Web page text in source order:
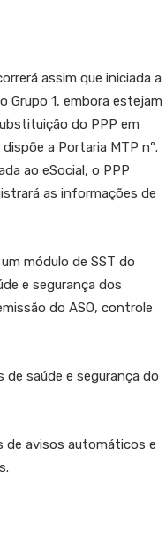
assim que iniciada a
Grupo 1, embora estejam
do PPP em
a Portaria MTP nº.
ao eSocial, o PPP
as informações de
módulo de SST do
e segurança dos
do ASO, controle
saúde e segurança do
de avisos automáticos e